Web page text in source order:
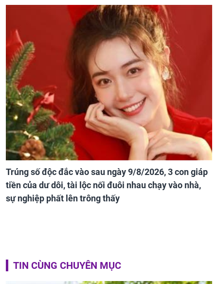
Trúng số độc đắc vào sau ngày 9/8/2026, 3 con giáp
tiền của dư dôi, tài lộc nối đuôi nhau chạy vào nhà,
sự nghiệp phất lên trông thấy
TIN CÙNG CHUYÊN MỤC